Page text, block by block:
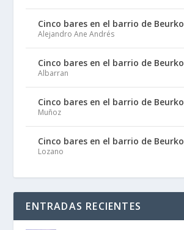
Cinco bares en el barrio de Beurko
Alejandro Ane Andrés
Cinco bares en el barrio de Beurko
Albarran
Cinco bares en el barrio de Beurko
Muñoz
Cinco bares en el barrio de Beurko
Lozano
ENTRADAS RECIENTES